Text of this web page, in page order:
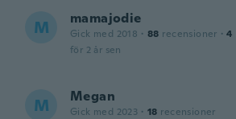
M mamajodie
Gick med 2018 · 88 recensioner · 4
för 2 år sen
M Megan
Gick med 2023 · 18 recensioner